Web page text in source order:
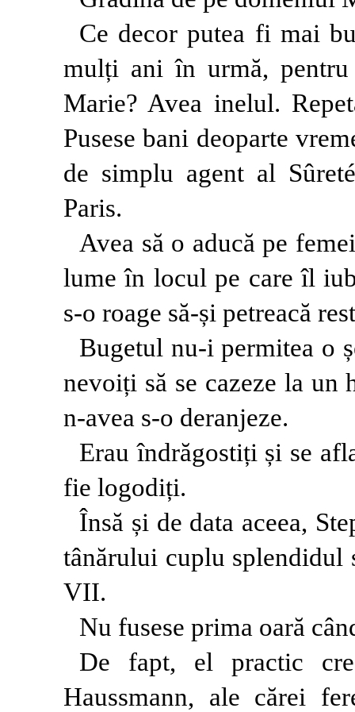
Ce decor putea fi mai
mulți ani în urmă,
Marie? Avea inelul.
Pusese bani deoparte
de simplu agent al
Paris.
Avea să o aducă pe
lume în locul pe care îl
s-o roage să-și petreacă
Bugetul nu-i permitea o
nevoiți să se cazeze la un
n-avea s-o deranjeze.
Erau îndrăgostiți și se
fie logodiți.
Însă și de data aceea,
tânărului cuplu splendidul
VII.
Nu fusese prima oară
De fapt, el practic
Haussmann, ale cărei